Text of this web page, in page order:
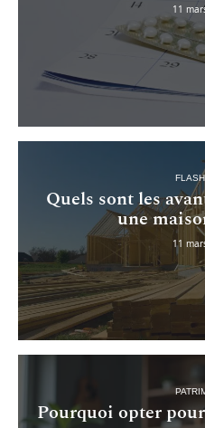
11
Quels sont les
une
11
Pourquoi opter